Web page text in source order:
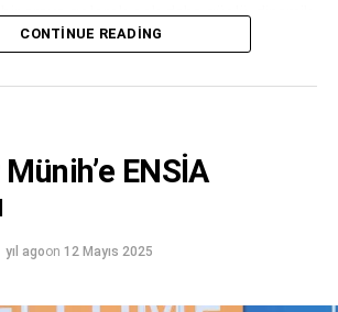
araya gelerek çok daha güçlü, dinamik
kavuştu. Organizasyon, güneş
hayata geçirildi.
CONTINUE READING
ENSİA
yıl agoon 12 Mayıs 2025